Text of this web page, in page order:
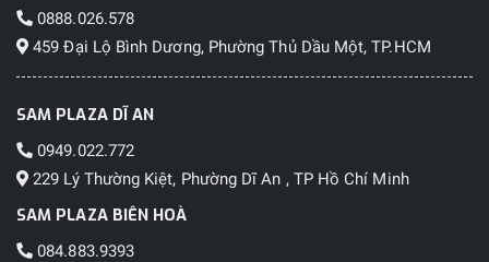
0888.026.578
459 Đại Lộ Bình Dương, Phường Thủ Dầu Một, TP.HCM
SAM PLAZA DĨ AN
0949.022.772
229 Lý Thường Kiệt, Phường Dĩ An , TP Hồ Chí Minh
SAM PLAZA BIÊN HOÀ
084.883.9393